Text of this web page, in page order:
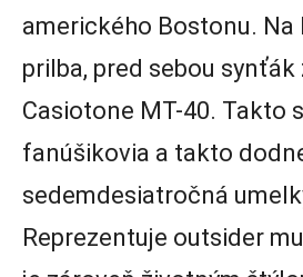
amerického Bostonu. Na
prilba, pred sebou synťák
Casiotone MT-40. Takto
fanúšikovia a takto
sedemdesiatročná
Reprezentuje outsider